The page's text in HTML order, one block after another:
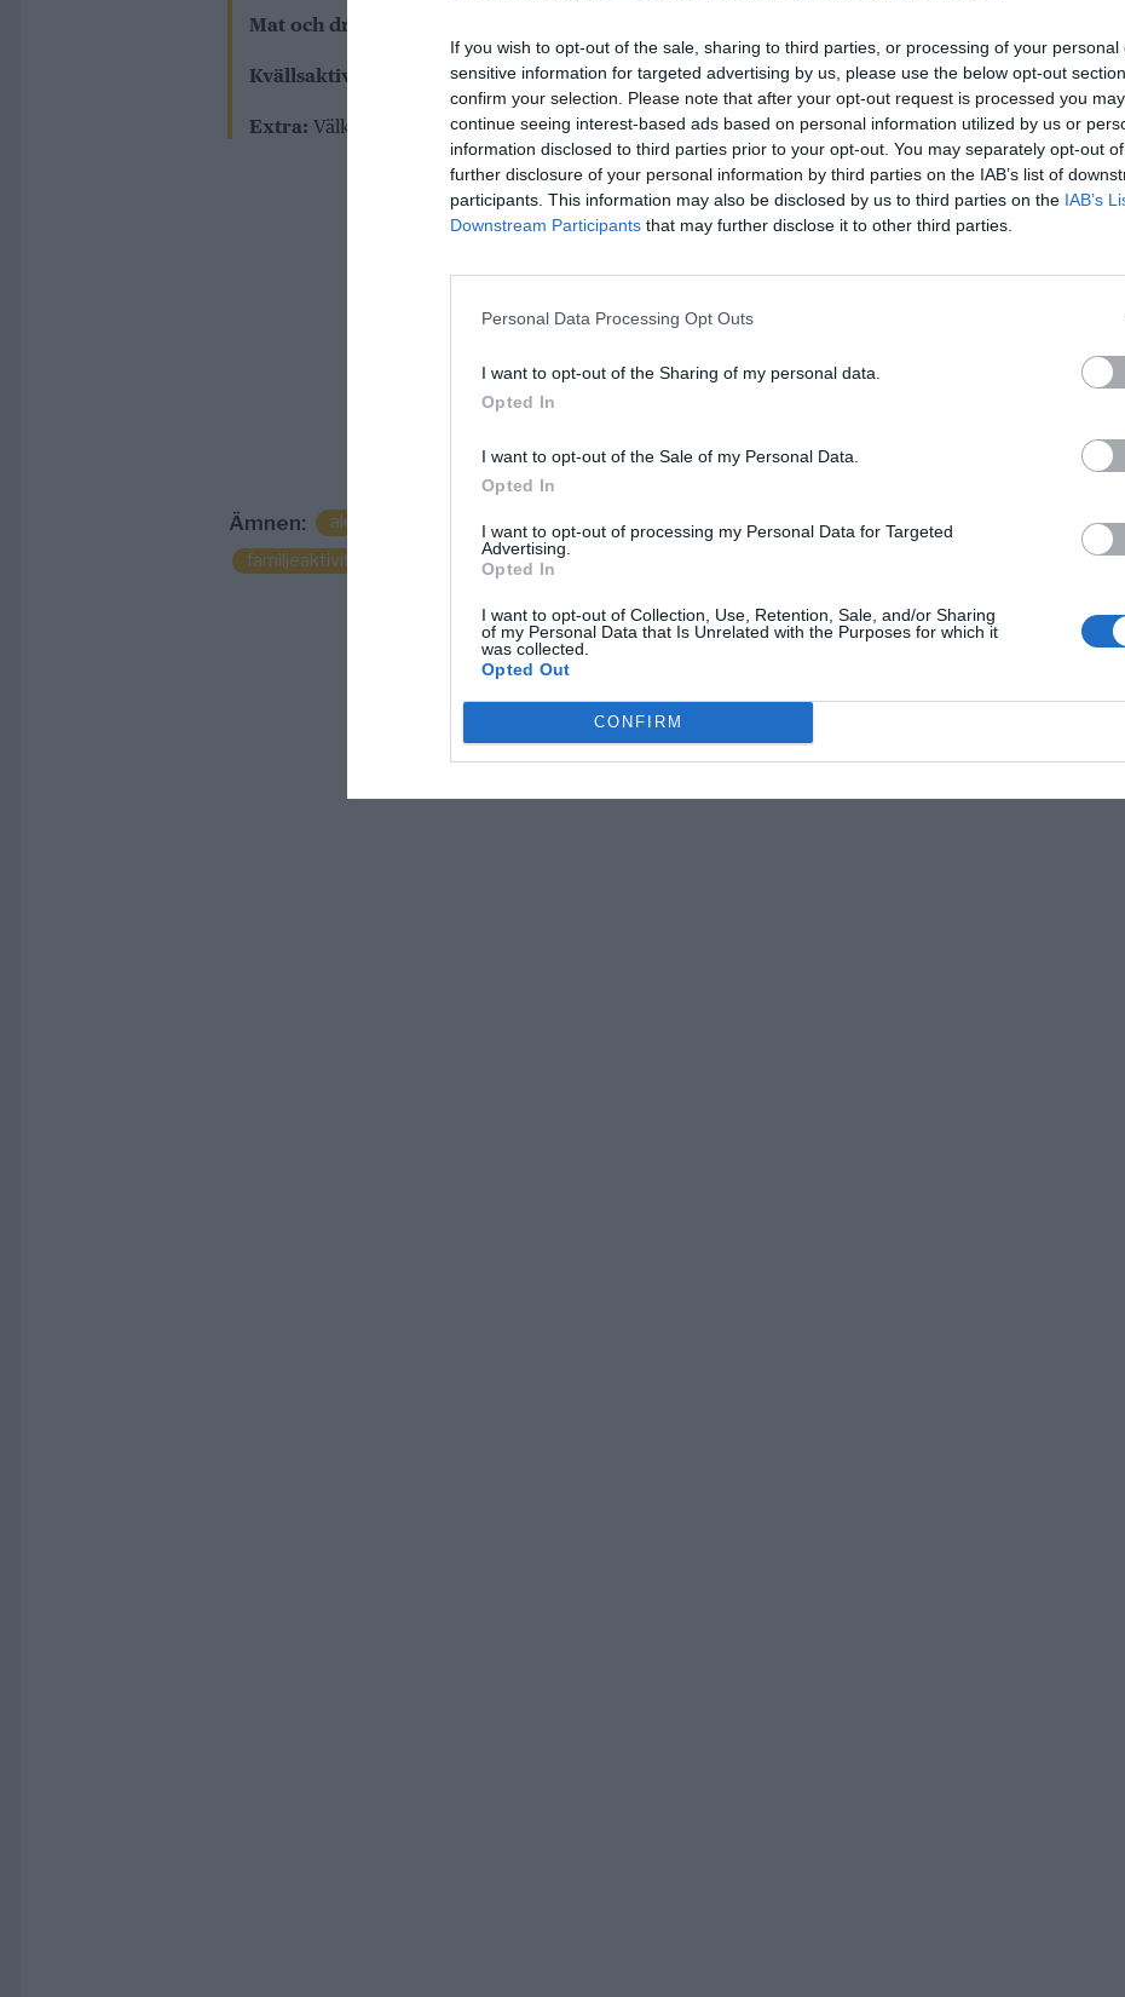
If you wish to opt-out of the sale, sharing to third parties, or processing of your personal
sensitive information for targeted advertising by us, please use the below opt-out
confirm your selection. Please note that after your opt-out request is processed you may
continue seeing interest-based ads based on personal information utilized by us or
information disclosed to third parties prior to your opt-out. You may separately opt-out
further disclosure of your personal information by third parties on the IAB’s list of
participants. This information may also be disclosed by us to third parties on the IAB’s
Downstream Participants that may further disclose it to other third parties.
Personal Data Processing Opt Outs
I want to opt-out of the Sharing of my personal data.
Opted In
I want to opt-out of the Sale of my Personal Data.
Opted In
I want to opt-out of processing my Personal Data for Targeted
Advertising.
Opted In
I want to opt-out of Collection, Use, Retention, Sale, and/or Sharing
of my Personal Data that Is Unrelated with the Purposes for which it
was collected.
Opted Out
CONFIRM
Mat och dryck:
Kvällsaktiviteter: Torgkalas på Stora torget med Tommy Nilsson
Extra: Välkomna alla deltagare i Flygfyren sommarcup som pågår samma helg!
Ämnen: aktiviteter för barn norrtälje barnkaruseller norrtälje
evenemang norrtälje
familjeaktiviteter norrtälje
familjefest norrtälje.